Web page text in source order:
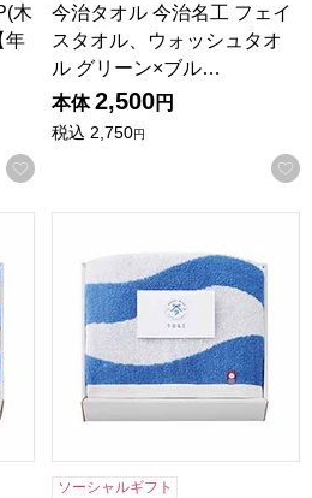
木
年
お気に入りに登録する
今治タオル 今治名工 フェイ
スタオル、ウォッシュタオ
ル グリーン×ブル…
本体 2,500円
税込 2,750円
ソーシャルギフト